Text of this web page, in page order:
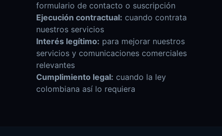
formulario de contacto o suscripción
Ejecución contractual: cuando contrata
nuestros servicios
Interés legítimo: para mejorar nuestros
servicios y comunicaciones comerciales
relevantes
Cumplimiento legal: cuando la ley
colombiana así lo requiera